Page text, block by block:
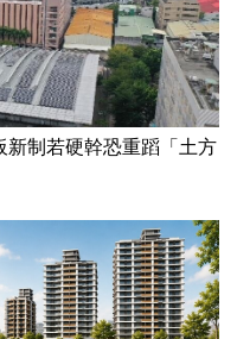
新制若硬幹恐重蹈「土方